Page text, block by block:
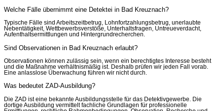
Welche Fälle übernimmt eine Detektei in Bad Kreuznach?
Typische Fälle sind Arbeitszeitbetrug, Lohnfortzahlungsbetrug, unerlaubte
Nebentätigkeit, Wettbewerbsverstöße, Unterhaltsfragen, Untreueverdacht,
Aufenthaltsermittlungen und Hintergrundrecherchen.
Sind Observationen in Bad Kreuznach erlaubt?
Observationen können zulässig sein, wenn ein berechtigtes Interesse besteht
und die Maßnahme verhältnismäßig ist. Deshalb prüfen wir jeden Fall vorab.
Eine anlasslose Überwachung führen wir nicht durch.
Was bedeutet ZAD-Ausbildung?
Die ZAD ist eine bekannte Ausbildungsstelle für das Detektivgewerbe. Die
dortige Ausbildung vermittelt fachliche Grundlagen für professionelle